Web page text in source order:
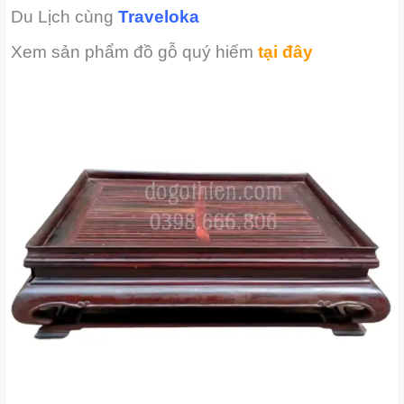
Du Lịch cùngTraveloka
Xem sản phẩm đồ gỗ quý hiếmtại đây